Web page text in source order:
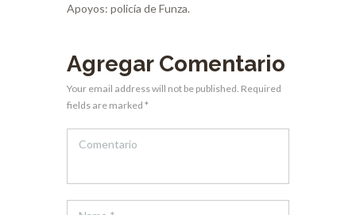
Apoyos: policía de Funza.
Agregar Comentario
Your email address will not be published. Required
fields are marked *